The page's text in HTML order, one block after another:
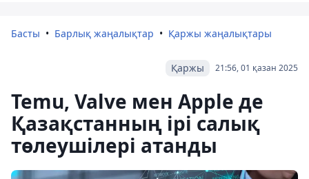
Басты Барлық жаңалықтар Қаржы жаңалықтары
21:56, 01 қазан 2025
Қаржы
Temu, Valve мен Apple де
Қазақстанның ірі салық
төлеушілері атанды